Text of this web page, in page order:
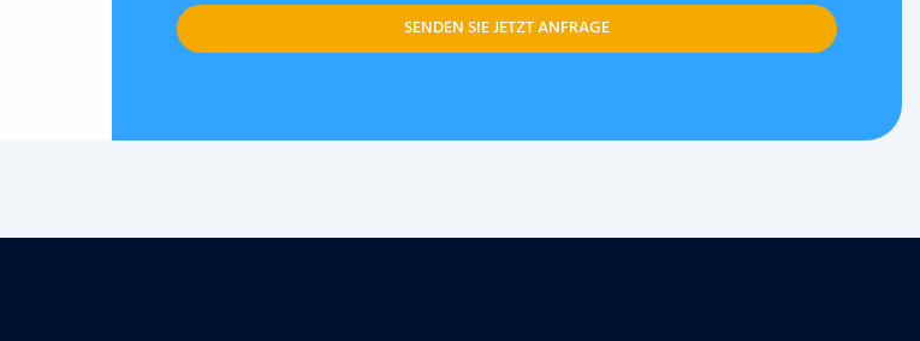
SENDEN SIE JETZT ANFRAGE